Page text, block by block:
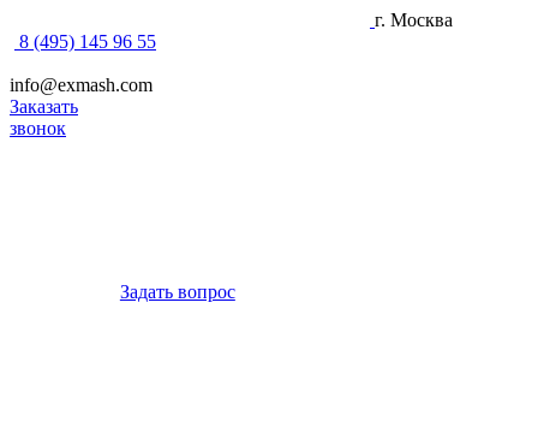
г. Москва
8 (495) 145 96 55
info@exmash.com
Заказать
звонок
Задать вопрос